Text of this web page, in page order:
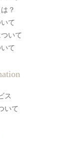
？
て
いて
て
ス
いて